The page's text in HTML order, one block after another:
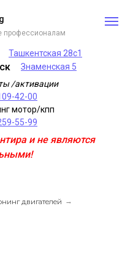
Ташкентская 28с1
Знаменская 5
/активации
42-00
мотор/кпп
55-99
профессионалам
и не являются
двигателей →
Seat